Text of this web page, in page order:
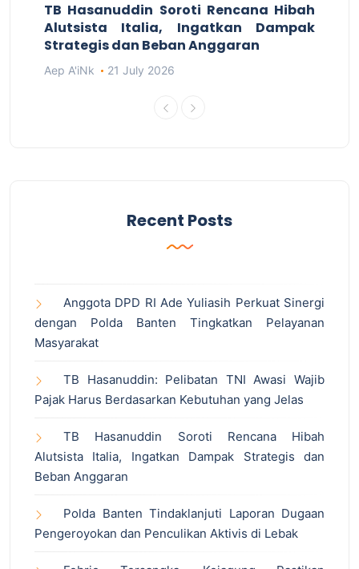
TB Hasanuddin Soroti Rencana Hibah
Alutsista Italia, Ingatkan Dampak
Strategis dan Beban Anggaran
Aep A'iNk 21 July 2026
Recent Posts
Anggota DPD RI Ade Yuliasih Perkuat Sinergi
dengan Polda Banten Tingkatkan Pelayanan
Masyarakat
TB Hasanuddin: Pelibatan TNI Awasi Wajib
Pajak Harus Berdasarkan Kebutuhan yang Jelas
TB Hasanuddin Soroti Rencana Hibah
Alutsista Italia, Ingatkan Dampak Strategis dan
Beban Anggaran
Polda Banten Tindaklanjuti Laporan Dugaan
Pengeroyokan dan Penculikan Aktivis di Lebak